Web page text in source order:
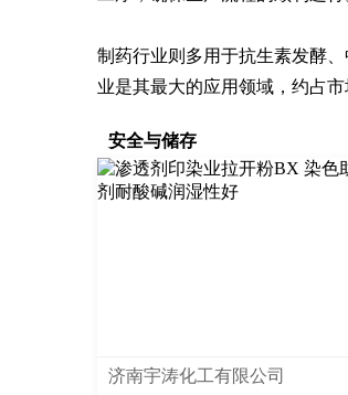
制药行业则多用于抗生素发酵
业是其最大的应用领域，约占市
安全与储存
济南宇涛化工有限公司